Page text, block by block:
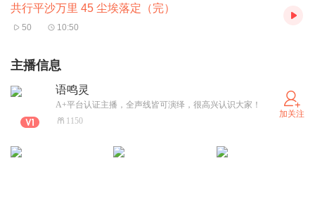
共行平沙万里 45 尘埃落定（完）
50 10:50
主播信息
语鸣灵
A+平台认证主播，全声线皆可演绎，很高兴认识大家！
1150
加关注